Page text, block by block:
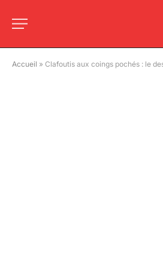
Accueil » Clafoutis aux coings pochés : le dessert